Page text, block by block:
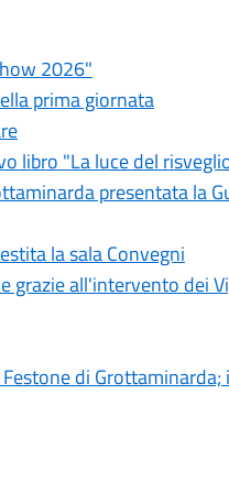
2026"
prima giornata
libro "La luce del
presentata la
la sala Convegni
grazie all'intervento dei
di